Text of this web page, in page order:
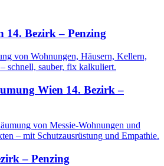
14. Bezirk – Penzing
von Wohnungen, Häusern, Kellern,
schnell, sauber, fix kalkuliert.
Wien 14. Bezirk –
von Messie-Wohnungen und
– mit Schutzausrüstung und Empathie.
– Penzing